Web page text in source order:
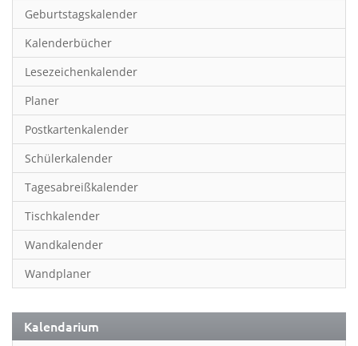
Fotokunst
Frauen
Fußball
Geburtstagskalender
Hobby & Basteln
Humor & Cartoon
Inpiration & Entspannung
Inspiration & Entspannung
Inspiration & Spiritualität
Kinderkalender
Kunst
Länder & Städte
Geburtstagskalender
Kalenderbücher
Lesezeichenkalender
Planer
Postkartenkalender
Schülerkalender
Tagesabreißkalender
Tischkalender
Wandkalender
Wandplaner
Kalendarium